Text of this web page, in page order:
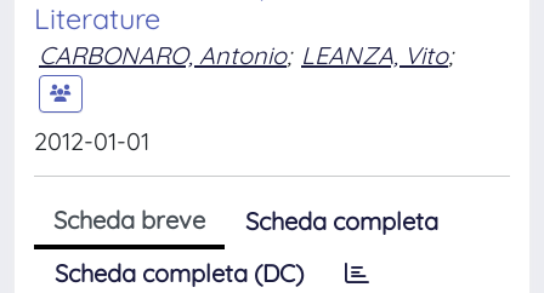
Literature
CARBONARO, Antonio; LEANZA, Vito;
2012-01-01
Scheda breve
Scheda completa
Scheda completa (DC)